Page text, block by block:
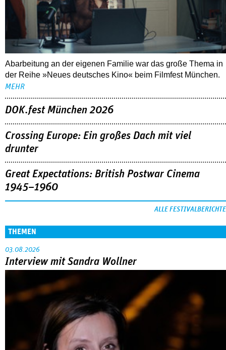
Abarbeitung an der eigenen Familie war das große Thema in
der Reihe »Neues deutsches Kino« beim Filmfest München.
MEHR
DOK.fest München 2026
Crossing Europe: Ein großes Dach mit viel
drunter
Great Expectations: British Postwar Cinema
1945–1960
ALLE FESTIVALBERICHTE
THEMEN
03.08.2026
Interview mit Sandra Wollner